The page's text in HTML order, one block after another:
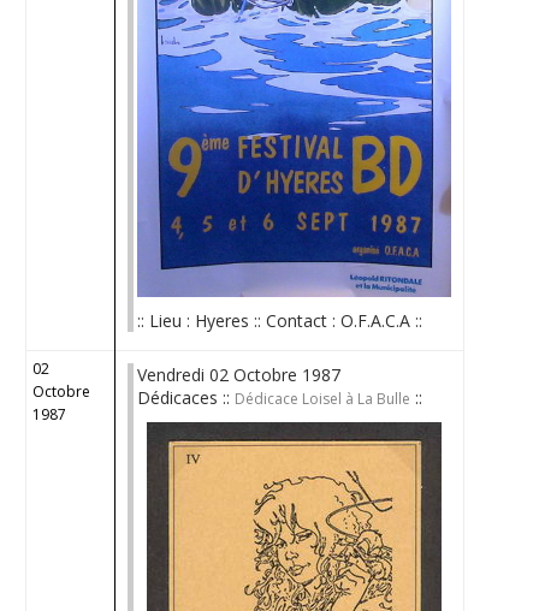
:: Lieu : Hyeres :: Contact : O.F.A.C.A ::
02
Octobre
1987
Vendredi 02 Octobre 1987
Dédicaces :: Dédicace Loisel à La Bulle ::